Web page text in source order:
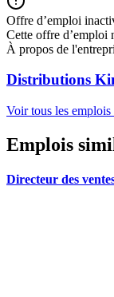
Offre d’emploi
Cette offre d’emploi
À propos de
Distributions
Voir tous les emplois
Emplois
Directeur des